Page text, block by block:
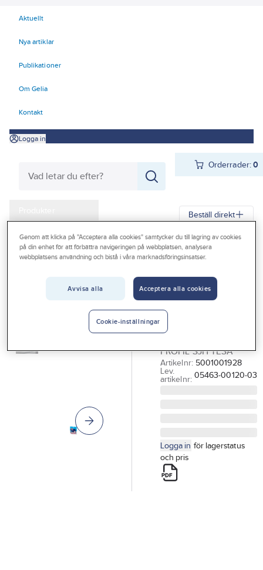
Aktuellt
Nya artiklar
Publikationer
Om Gelia
Kontakt
Logga in
Orderrader:0
Outlet
Beställ direkt
Gelia Produkter Gelia Fästmaterial Tejp & Tätning Tätningslist
TESA
Tätningslist E-
profil, Tesa
9MMX4MMX6M VIT E-
PROFIL SJH TESA
Artikelnr: 5001001928
Lev.
artikelnr: 05463-00120-03
Logga in för lagerstatus
och pris
Genom att klicka på "Acceptera alla cookies" samtycker du till lagring av cookies
på din enhet för att förbättra navigeringen på webbplatsen, analysera
webbplatsens användning och bistå i våra marknadsföringsinsatser.
Avvisa alla Acceptera alla cookies
Cookie-inställningar